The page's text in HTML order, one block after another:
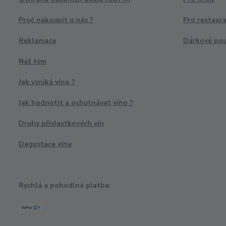
Proč nakoupit u nás ?
Reklamace
Náš tým
Jak vzniká víno ?
Jak hodnotit a ochutnávat víno ?
Druhy přívlastkových vín
Degustace vína
Rychlá a pohodlná platba:
Pro
Dárkové